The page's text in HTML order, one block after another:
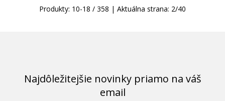
Produkty: 10-18 / 358 | Aktuálna strana: 2/40
Najdôležitejšie novinky priamo na váš
email